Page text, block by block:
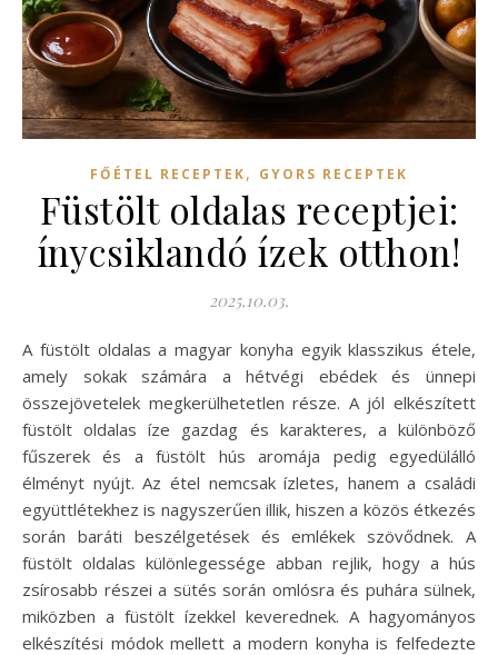
FŐÉTEL RECEPTEK, GYORS RECEPTEK
Füstölt oldalas receptjei:
ínycsiklandó ízek otthon!
2025.10.03.
A füstölt oldalas a magyar konyha egyik klasszikus étele,
amely sokak számára a hétvégi ebédek és ünnepi
összejövetelek megkerülhetetlen része. A jól elkészített
füstölt oldalas íze gazdag és karakteres, a különböző
fűszerek és a füstölt hús aromája pedig egyedülálló
élményt nyújt. Az étel nemcsak ízletes, hanem a családi
együttlétekhez is nagyszerűen illik, hiszen a közös étkezés
során baráti beszélgetések és emlékek szövődnek. A
füstölt oldalas különlegessége abban rejlik, hogy a hús
zsírosabb részei a sütés során omlósra és puhára sülnek,
miközben a füstölt ízekkel keverednek. A hagyományos
elkészítési módok mellett a modern konyha is felfedezte